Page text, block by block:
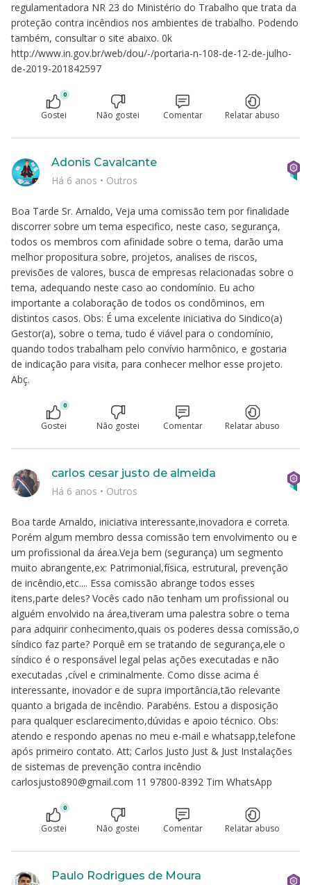
regulamentadora NR 23 do Ministério do Trabalho que trata da
proteção contra incêndios nos ambientes de trabalho. Podendo
também, consultar o site abaixo. 0k
http://www.in.gov.br/web/dou/-/portaria-n-108-de-12-de-julho-
de-2019-201842597
0
Gostei Não gostei Comentar Relatar abuso
Boa Tarde Sr. Arnaldo, Veja uma comissão tem por finalidade
discorrer sobre um tema especifico, neste caso, segurança,
todos os membros com afinidade sobre o tema, darão uma
melhor propositura sobre, projetos, analises de riscos,
previsões de valores, busca de empresas relacionadas sobre o
tema, adequando neste caso ao condomínio. Eu acho
importante a colaboração de todos os condôminos, em
distintos casos. Obs: É uma excelente iniciativa do Sindico(a)
Gestor(a), sobre o tema, tudo é viável para o condomínio,
quando todos trabalham pelo convívio harmônico, e gostaria
de indicação para visita, para conhecer melhor esse projeto.
Abç.
Adonis Cavalcante
Há 6 anos • Outros
0
Gostei Não gostei Comentar Relatar abuso
Boa tarde Arnaldo, iniciativa interessante,inovadora e correta.
Porém algum membro dessa comissão tem envolvimento ou e
um profissional da área.Veja bem (segurança) um segmento
muito abrangente,ex: Patrimonial,física, estrutural, prevenção
de incêndio,etc.... Essa comissão abrange todos esses
itens,parte deles? Vocês cado não tenham um profissional ou
alguém envolvido na área,tiveram uma palestra sobre o tema
para adquirir conhecimento,quais os poderes dessa comissão,o
síndico faz parte? Porquê em se tratando de segurança,ele o
síndico é o responsável legal pelas ações executadas e não
executadas ,cível e criminalmente. Como disse acima é
interessante, inovador e de supra importância,tão relevante
quanto a brigada de incêndio. Parabéns. Estou a disposição
para qualquer esclarecimento,dúvidas e apoio técnico. Obs:
atendo e respondo apenas no meu e-mail e whatsapp,telefone
após primeiro contato. Att; Carlos Justo Just & Just Instalações
de sistemas de prevenção contra incêndio
carlosjusto890@gmail.com 11 97800-8392 Tim WhatsApp
carlos cesar justo de almeida
Há 6 anos • Outros
0
Gostei Não gostei Comentar Relatar abuso
Paulo Rodrigues de Moura